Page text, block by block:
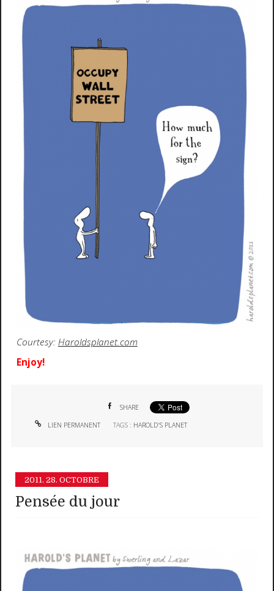
Courtesy: Haroldsplanet.com
Enjoy!
SHARE
LIEN PERMANENT TAGS : HAROLD'S PLANET
2011. 28. OCTOBRE
Pensée du jour